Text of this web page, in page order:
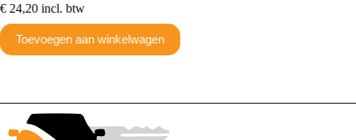
€ 24,20 incl. btw
Toevoegen aan winkelwagen